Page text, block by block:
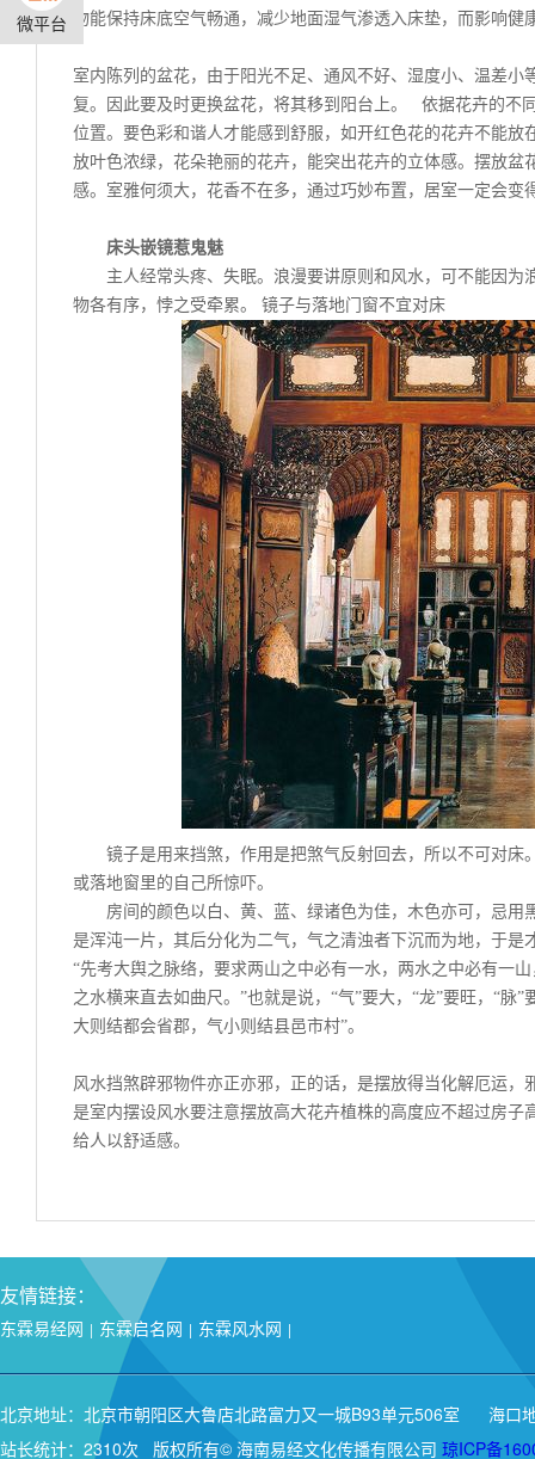
物能保持床底空气畅通，减少地面湿气渗透入床垫，而影响健
室内陈列的盆花，由于阳光不足、通风不好、湿度小、温差
复。因此要及时更换盆花，将其移到阳台上。 依据花卉的不
位置。要色彩和谐人才能感到舒服，如开红色花的花卉不能
放叶色浓绿，花朵艳丽的花卉，能突出花卉的立体感。摆放
感。室雅何须大，花香不在多，通过巧妙布置，居室一定会
床头嵌镜惹鬼魅
主人经常头疼、失眠。浪漫要讲原则和风水，可不能因
物各有序，悖之受牵累。 镜子与落地门窗不宜对床
镜子是用来挡煞，作用是把煞气反射回去，所以不可对
或落地窗里的自己所惊吓。
房间的颜色以白、黄、蓝、绿诸色为佳，木色亦可，忌
是浑沌一片，其后分化为二气，气之清浊者下沉而为地，于
“先考大舆之脉络，要求两山之中必有一水，两水之中必有一
之水横来直去如曲尺。”也就是说，“气”要大，“龙”要旺，“脉
大则结都会省郡，气小则结县邑市村”。
风水挡煞辟邪物件亦正亦邪，正的话，是摆放得当化解厄运
是室内摆设风水要注意摆放高大花卉植株的高度应不超过房
给人以舒适感。
微平台
友情链接：
东霖易经网 | 东霖启名网 | 东霖风水网 |
北京地址：北京市朝阳区大鲁店北路富力又一城B93单元506室 海口
站长统计：2310次 版权所有© 海南易经文化传播有限公司 琼ICP备